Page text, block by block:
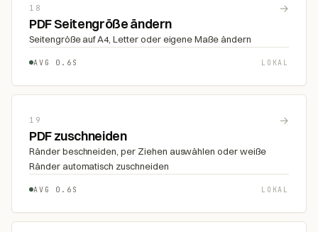
18 →
PDF Seitengröße ändern
Seitengröße auf A4, Letter oder eigene Maße ändern
AVG 0.6S LOKAL
19 →
PDF zuschneiden
Ränder beschneiden, per Ziehen auswählen oder weiße
Ränder automatisch zuschneiden
AVG 0.6S LOKAL